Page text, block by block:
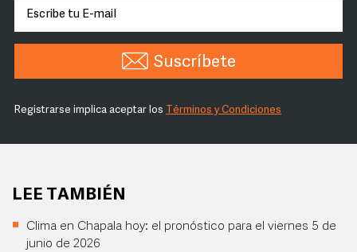
Suscríbete
Registrarse implica aceptar los Términos y Condiciones
LEE TAMBIÉN
Clima en Chapala hoy: el pronóstico para el viernes 5 de
junio de 2026